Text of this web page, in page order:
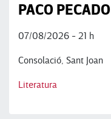
PACO PECADO
07/08/2026 - 21 h
Consolació, Sant Joan
Literatura